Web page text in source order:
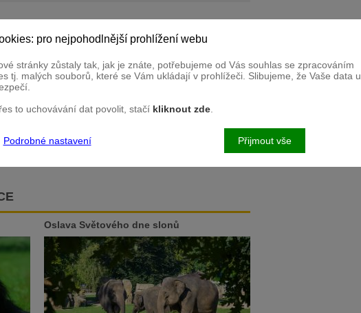
jiné ohromná popularita těchto největších hlodavců světa
z existence řady videí na sociálních sítích, které
hranolovitou hlavu a oči i uši postavené na jejím vrcholu. To
času, přičemž se i zdatně potápějí. Žijí ve skupinách na
po sever Argentiny.
Oslava Světového dne slonů
pro nejpohodlnější prohlížení webu
stránky zůstaly tak, jak je znáte, potřebujeme od Vás souhlas se zpracováním
tj. malých souborů, které se Vám ukládají v prohlížeči. Slibujeme, že Vaše data u
to uchovávání dat povolit, stačí kliknout zde
Podrobné nastavení Přijmout vše